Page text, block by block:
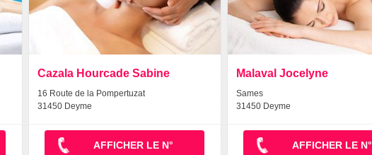
Cazala Hourcade Sabine
16 Route de la Pompertuzat
31450 Deyme
AFFICHER LE N°
Malaval Jocelyne
Sames
31450 Deyme
AFFICHER LE N°